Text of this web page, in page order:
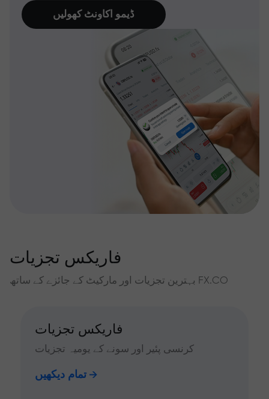
ڈیمو اکاونٹ کھولیں
فاریکس تجزیات
بہترین تجزیات اور مارکیٹ کے جائزے کے ساتھ FX.CO
فاریکس تجزیات
کرنسی پئیر اور سونے کے یومیہ تجزیات
تمام دیکھیں